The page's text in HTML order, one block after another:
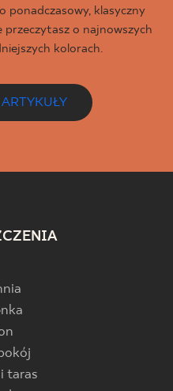
ponadczasowy, klasyczny
przeczytasz o najnowszych
kolorach.
taras